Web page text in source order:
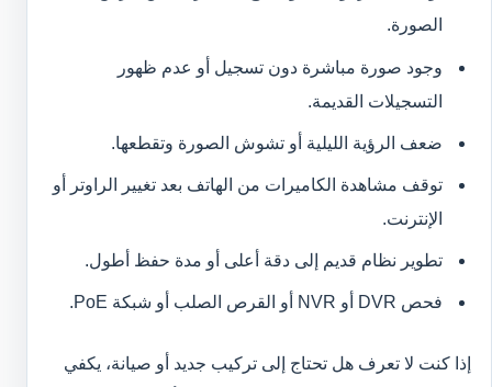
الصورة.
وجود صورة مباشرة دون تسجيل أو عدم ظهور
التسجيلات القديمة.
ضعف الرؤية الليلية أو تشوش الصورة وتقطعها.
توقف مشاهدة الكاميرات من الهاتف بعد تغيير الراوتر أو
الإنترنت.
تطوير نظام قديم إلى دقة أعلى أو مدة حفظ أطول.
فحص DVR أو NVR أو القرص الصلب أو شبكة PoE.
إذا كنت لا تعرف هل تحتاج إلى تركيب جديد أو صيانة، يكفي